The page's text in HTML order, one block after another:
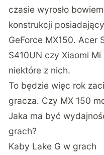
czasie wyrosło
konstrukcji
GeForce MX150. Acer
S410UN czy Xiaomi
niektóre z nich.
To będzie więc rok
gracza. Czy MX 150
Jaka ma być
grach?
Kaby Lake G w grach